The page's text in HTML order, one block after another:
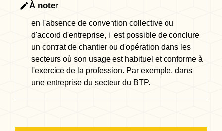
editÀ noter
en l'absence de convention collective ou
d'accord d'entreprise, il est possible de conclure
un contrat de chantier ou d'opération dans les
secteurs où son usage est habituel et conforme à
l'exercice de la profession. Par exemple, dans
une entreprise du secteur du BTP.